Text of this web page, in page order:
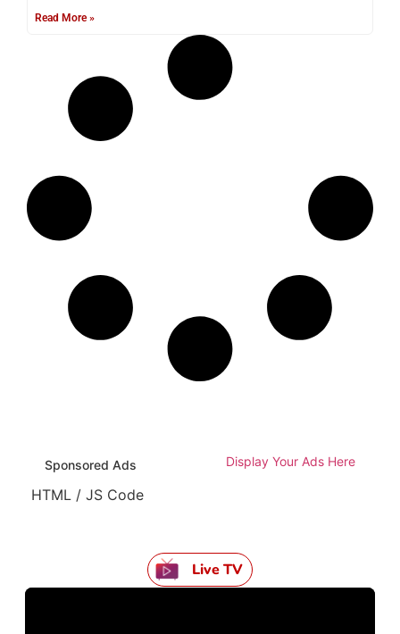
Read More »
Sponsored Ads Display Your Ads Here
HTML / JS Code
Live TV